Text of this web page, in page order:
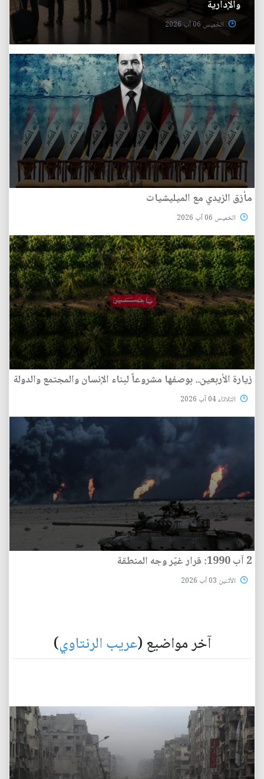
والإدارية
الخميس 06 آب 2026
مأزق الزيدي مع الميليشيات
الخميس 06 آب 2026
زيارة الأربعين.. بوصفها مشروعاً لبناء الإنسان والمجتمع والدولة
الثلاثاء 04 آب 2026
2 آب 1990: قرار غيّر وجه المنطقة
الأثنين 03 آب 2026
آخر مواضيع (عريب الرنتاوي)